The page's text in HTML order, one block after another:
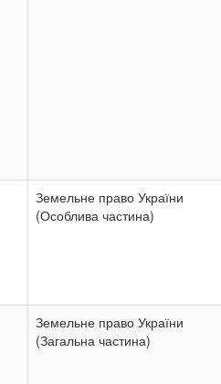
Земельне право України
(Особлива частина)
Земельне право України
(Загальна частина)